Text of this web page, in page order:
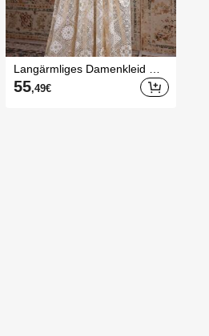
Langärmliges Damenkleid Mit
Arabischem Stil, Durchbroche
nem Textur Und Stehkragen
55,49€